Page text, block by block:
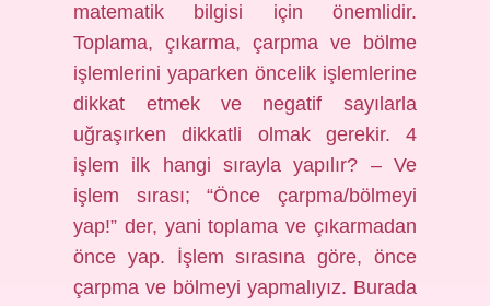
matematik bilgisi için önemlidir.
Toplama, çıkarma, çarpma ve bölme
işlemlerini yaparken öncelik işlemlerine
dikkat etmek ve negatif sayılarla
uğraşırken dikkatli olmak gerekir. 4
işlem ilk hangi sırayla yapılır? – Ve
işlem sırası; “Önce çarpma/bölmeyi
yap!” der, yani toplama ve çıkarmadan
önce yap. İşlem sırasına göre, önce
çarpma ve bölmeyi yapmalıyız. Burada